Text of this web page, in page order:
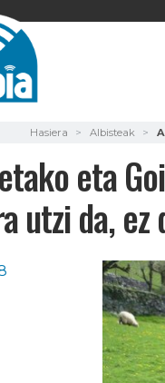
Hasiera Albisteak
eta
utzi da,